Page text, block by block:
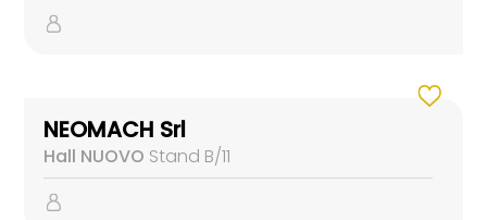
NEOMACH Srl
Hall NUOVO Stand B/11